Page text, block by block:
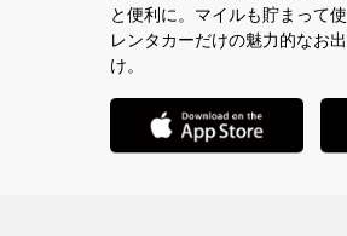
と便利に。マイルも貯まって
レンタカーだけの魅力的なお
け。